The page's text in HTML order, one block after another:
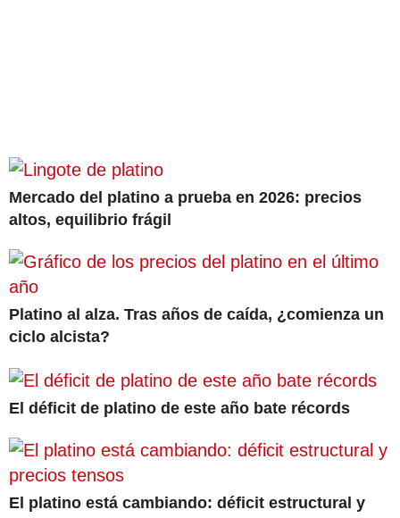
Mercado del platino a prueba en 2026: precios
altos, equilibrio frágil
Platino al alza. Tras años de caída, ¿comienza un
ciclo alcista?
El déficit de platino de este año bate récords
El platino está cambiando: déficit estructural y